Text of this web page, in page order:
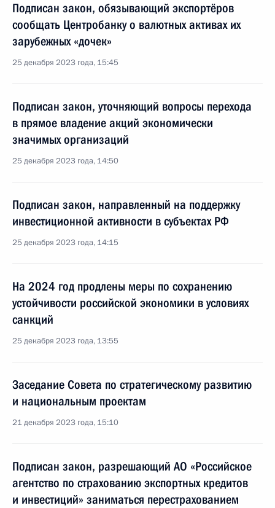
Подписан закон, обязывающий экспортёров
сообщать Центробанку о валютных активах их
зарубежных «дочек»
25 декабря 2023 года, 15:45
Подписан закон, уточняющий вопросы перехода
в прямое владение акций экономически
значимых организаций
25 декабря 2023 года, 14:50
Подписан закон, направленный на поддержку
инвестиционной активности в субъектах РФ
25 декабря 2023 года, 14:15
На 2024 год продлены меры по сохранению
устойчивости российской экономики в условиях
санкций
25 декабря 2023 года, 13:55
Заседание Совета по стратегическому развитию
и национальным проектам
21 декабря 2023 года, 15:10
Подписан закон, разрешающий АО «Российское
агентство по страхованию экспортных кредитов
и инвестиций» заниматься перестрахованием